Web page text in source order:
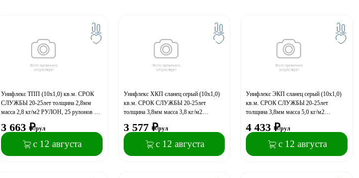
Унифлекс ТПП (10х1,0) кв.м. СРОК
СЛУЖБЫ 20-25лет толщина 2,8мм
масса 2,8 кг/м2 РУЛОН, 25 рулонов на
3 663 ₽/рул
с 12 августа
Унифлекс ХКП сланец серый (10х1,0)
кв.м. СРОК СЛУЖБЫ 20-25лет
толщина 3,8мм масса 3,8 кг/м2
3 577 ₽/рул
с 12 августа
Унифлекс ЭКП сланец серый (10х1,0)
кв.м. СРОК СЛУЖБЫ 20-25лет
толщина 3,8мм масса 5,0 кг/м2
4 433 ₽/рул
с 12 августа